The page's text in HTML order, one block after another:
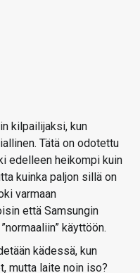
kilpailijaksi, kun
Tätä on odotettu
edelleen heikompi kuin
kuinka paljon sillä on
varmaan
että Samsungin
käyttöön.
kädessä, kun
mutta laite noin iso?